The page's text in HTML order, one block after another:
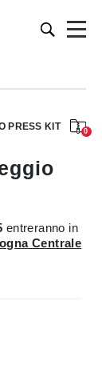
PRESS KIT 0
entreranno in
Centrale